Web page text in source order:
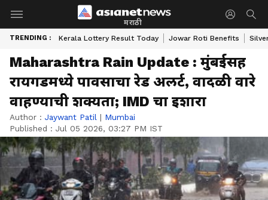
मराठी
TRENDING : Kerala Lottery Result Today Jowar Roti Benefits
Maharashtra Rain Update : मुंबईसह
रायगडमध्ये पावसाचा रेड अलर्ट, वादळी वारे
वाहण्याची शक्यता; IMD चा इशारा
Author : Jaywant Patil | Mumbai
Published : Jul 05 2026, 03:27 PM IST